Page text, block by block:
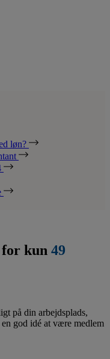
løn?
kun 49
på din arbejdsplads,
god idé at være medlem